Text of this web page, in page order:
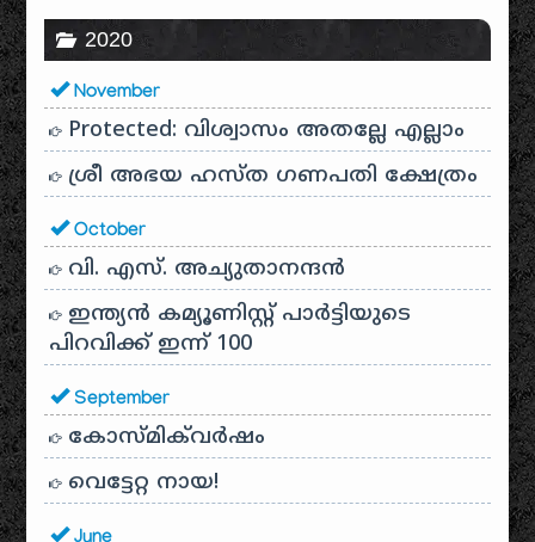
2020
November
Protected: വിശ്വാസം അതല്ലേ എല്ലാം
ശ്രീ അഭയ ഹസ്ത ഗണപതി ക്ഷേത്രം
October
വി. എസ്. അച്യുതാനന്ദൻ
ഇന്ത്യൻ കമ്യൂണിസ്റ്റ് പാർട്ടിയുടെ
പിറവിക്ക് ഇന്ന് 100
September
കോസ്മിക്‌വർഷം
വെട്ടേറ്റ നായ!